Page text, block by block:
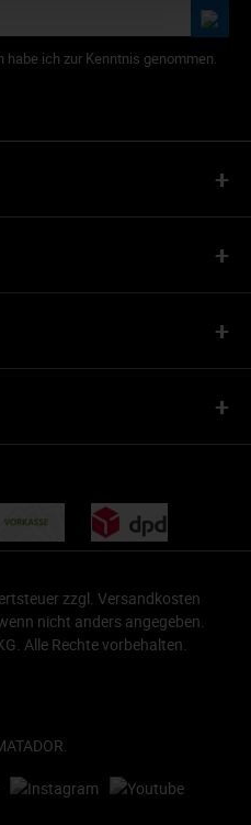
ich zur Kenntnis genommen.
+
+
+
+
zzgl. Versandkosten
nicht anders angegeben.
Alle Rechte vorbehalten.